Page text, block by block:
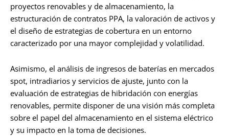
proyectos renovables y de almacenamiento, la
estructuración de contratos PPA, la valoración de activos y
el diseño de estrategias de cobertura en un entorno
caracterizado por una mayor complejidad y volatilidad.
Asimismo, el análisis de ingresos de baterías en mercados
spot, intradiarios y servicios de ajuste, junto con la
evaluación de estrategias de hibridación con energías
renovables, permite disponer de una visión más completa
sobre el papel del almacenamiento en el sistema eléctrico
y su impacto en la toma de decisiones.